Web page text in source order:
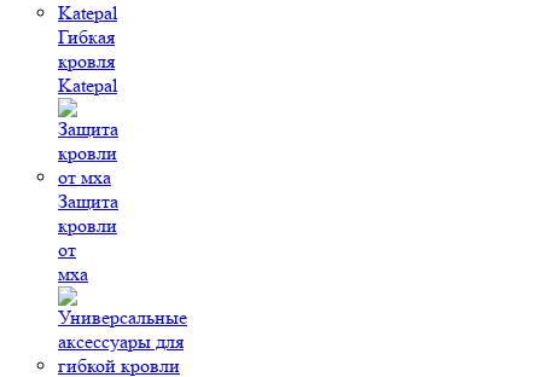
Гибкая
кровля
Katepal
Защита
кровли
от
мха